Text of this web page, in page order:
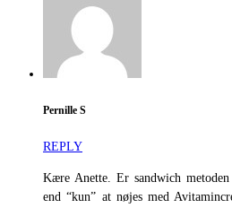
Pernille S
REPLY
Kære Anette. Er sandwich
end “kun” at nøjes med